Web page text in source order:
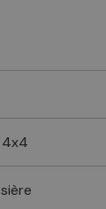
4x4